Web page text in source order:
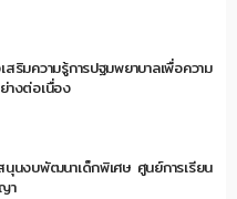
ริมความรู้การปฐมพยาบาลเพื่อความ
างต่อเนื่อง
นุนงบพัฒนาเด็กพิเศษ ศูนย์การเรียน
า